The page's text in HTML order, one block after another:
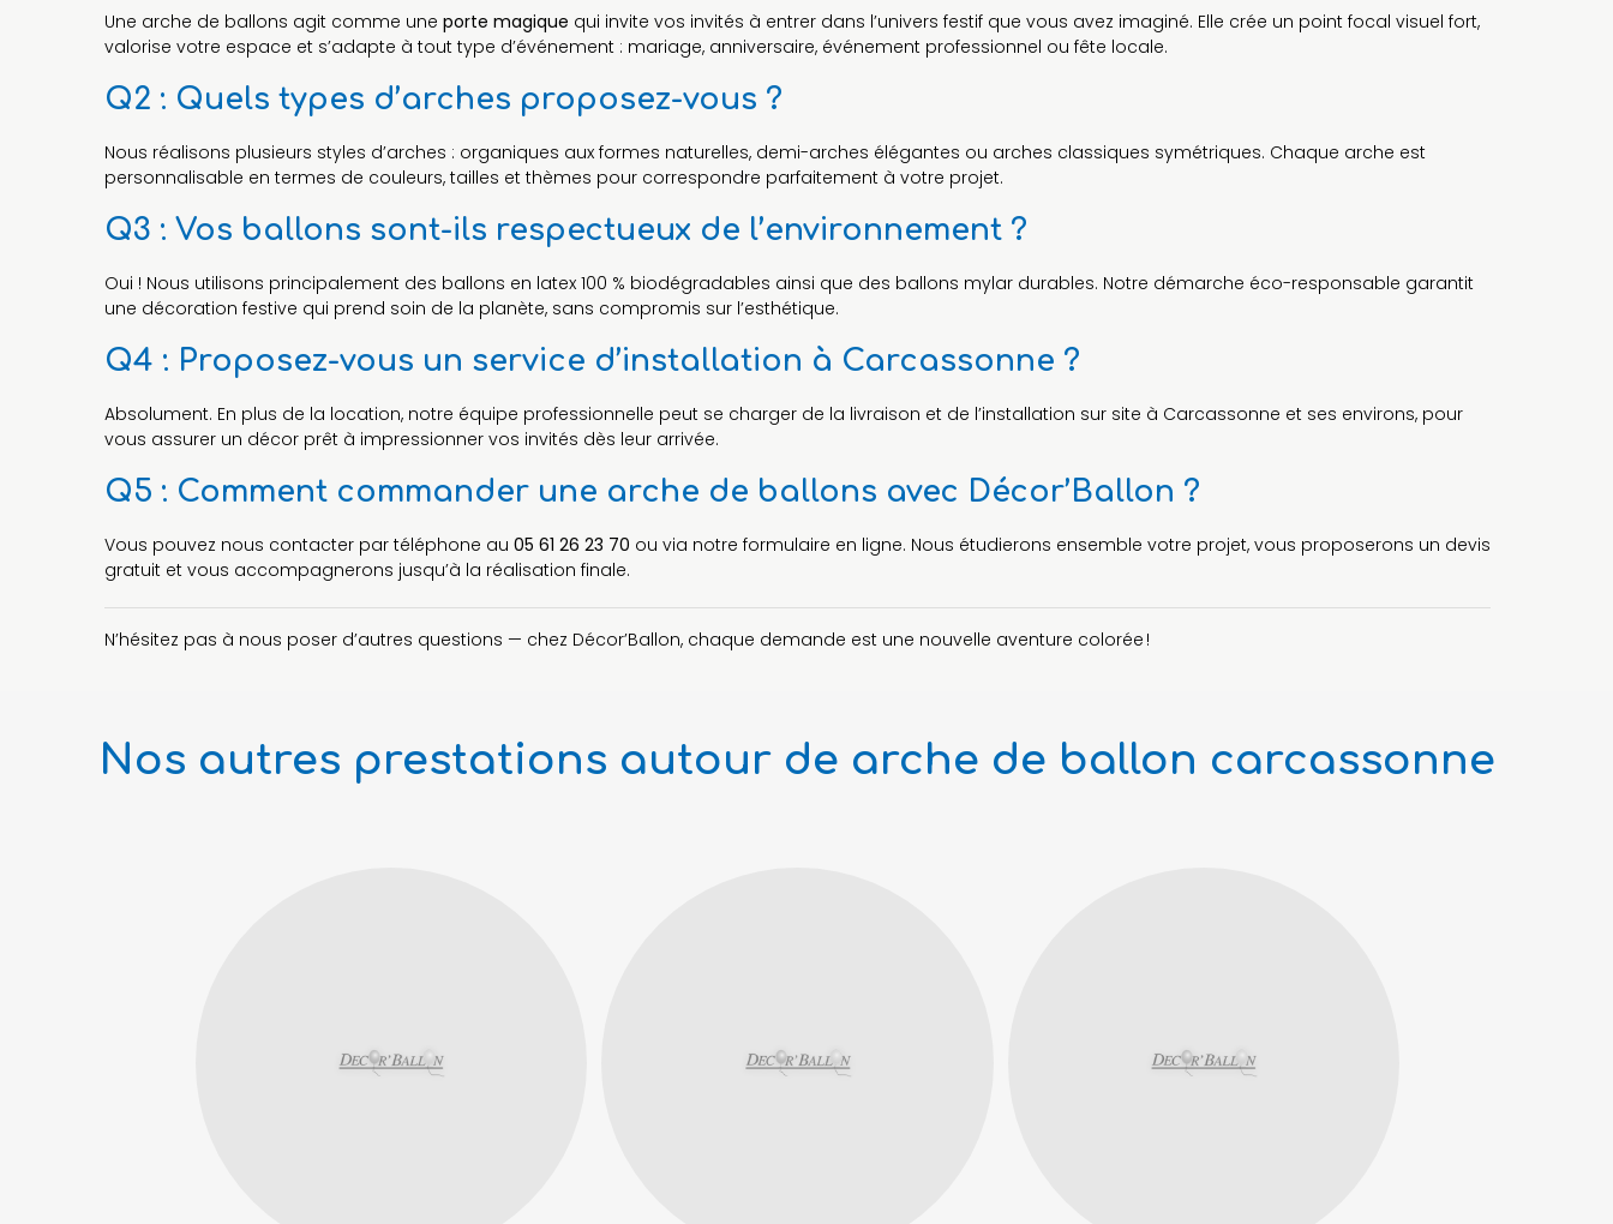
Une arche de ballons agit comme une porte magique qui invite vos invités à entrer dans l’univers festif que vous avez imaginé. Elle crée un point focal visuel fort,
valorise votre espace et s’adapte à tout type d’événement : mariage, anniversaire, événement professionnel ou fête locale.
Q2 : Quels types d’arches proposez-vous ?
Nous réalisons plusieurs styles d’arches : organiques aux formes naturelles, demi-arches élégantes ou arches classiques symétriques. Chaque arche est
personnalisable en termes de couleurs, tailles et thèmes pour correspondre parfaitement à votre projet.
Q3 : Vos ballons sont-ils respectueux de l’environnement ?
Oui ! Nous utilisons principalement des ballons en latex 100 % biodégradables ainsi que des ballons mylar durables. Notre démarche éco-responsable garantit
une décoration festive qui prend soin de la planète, sans compromis sur l’esthétique.
Q4 : Proposez-vous un service d’installation à Carcassonne ?
Absolument. En plus de la location, notre équipe professionnelle peut se charger de la livraison et de l’installation sur site à Carcassonne et ses environs, pour
vous assurer un décor prêt à impressionner vos invités dès leur arrivée.
Q5 : Comment commander une arche de ballons avec Décor’Ballon ?
Vous pouvez nous contacter par téléphone au 05 61 26 23 70 ou via notre formulaire en ligne. Nous étudierons ensemble votre projet, vous proposerons un devis
gratuit et vous accompagnerons jusqu’à la réalisation finale.
N’hésitez pas à nous poser d’autres questions — chez Décor’Ballon, chaque demande est une nouvelle aventure colorée !
Nos autres prestations autour de arche de ballon carcassonne